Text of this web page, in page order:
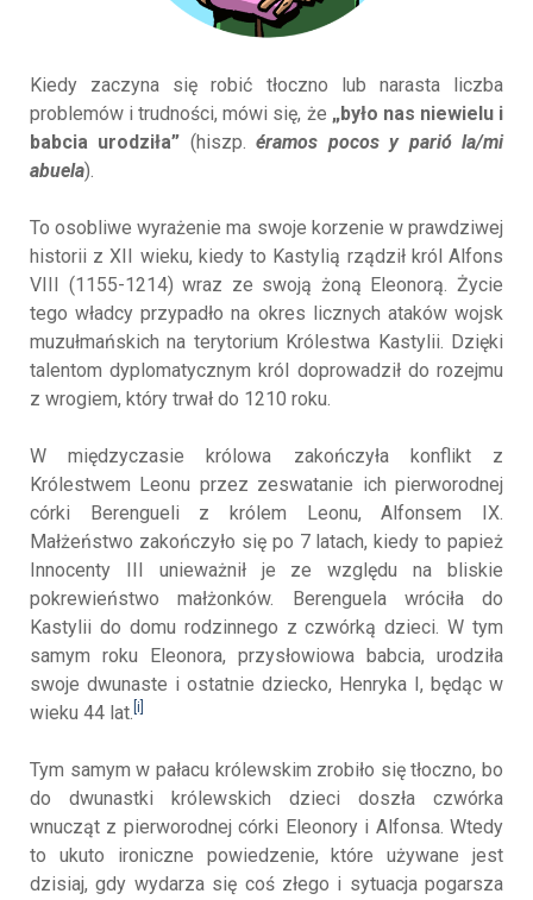
Kiedy zaczyna się robić tłoczno lub narasta liczba
problemów i trudności, mówi się, że „było nas niewielu i
babcia urodziła” (hiszp.éramos pocos y parió la/mi
abuela).
To osobliwe wyrażenie ma swoje korzenie w prawdziwej
historii z XII wieku, kiedy to Kastylią rządził król Alfons
VIII (1155-1214) wraz ze swoją żoną Eleonorą. Życie
tego władcy przypadło na okres licznych ataków wojsk
muzułmańskich na terytorium Królestwa Kastylii. Dzięki
talentom dyplomatycznym król doprowadził do rozejmu
z wrogiem, który trwał do 1210 roku.
W międzyczasie królowa zakończyła konflikt z
Królestwem Leonu przez zeswatanie ich pierworodnej
córki Berengueli z królem Leonu, Alfonsem IX.
Małżeństwo zakończyło się po 7 latach, kiedy to papież
Innocenty III unieważnił je ze względu na bliskie
pokrewieństwo małżonków. Berenguela wróciła do
Kastylii do domu rodzinnego z czwórką dzieci. W tym
samym roku Eleonora, przysłowiowa babcia, urodziła
swoje dwunaste i ostatnie dziecko, Henryka I, będąc w
wieku 44 lat. [i]
Tym samym w pałacu królewskim zrobiło się tłoczno, bo
do dwunastki królewskich dzieci doszła czwórka
wnucząt z pierworodnej córki Eleonory i Alfonsa. Wtedy
to ukuto ironiczne powiedzenie, które używane jest
dzisiaj, gdy wydarza się coś złego i sytuacja pogarsza